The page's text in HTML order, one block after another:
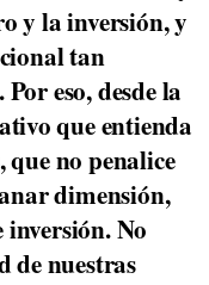
y la inversión, y
tan
eso, desde la
que entienda
que no penalice
dimensión,
No
de nuestras